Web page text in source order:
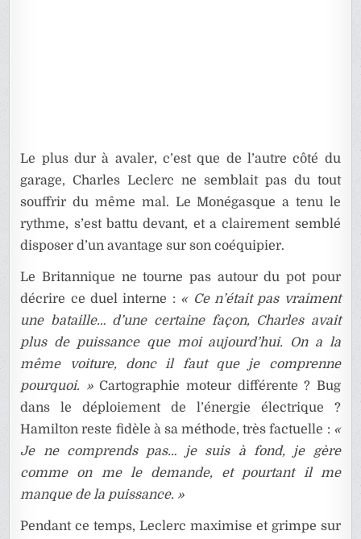
Le plus dur à avaler, c’est que de l’autre côté du
garage, Charles Leclerc ne semblait pas du tout
souffrir du même mal. Le Monégasque a tenu le
rythme, s’est battu devant, et a clairement semblé
disposer d’un avantage sur son coéquipier.
Le Britannique ne tourne pas autour du pot pour
décrire ce duel interne : « Ce n’était pas vraiment
une bataille… d’une certaine façon, Charles avait
plus de puissance que moi aujourd’hui. On a la
même voiture, donc il faut que je comprenne
pourquoi. »Cartographie moteur différente ? Bug
dans le déploiement de l’énergie électrique ?
Hamilton reste fidèle à sa méthode, très factuelle : «
Je ne comprends pas… je suis à fond, je gère
comme on me le demande, et pourtant il me
manque de la puissance. »
Pendant ce temps, Leclerc maximise et grimpe sur